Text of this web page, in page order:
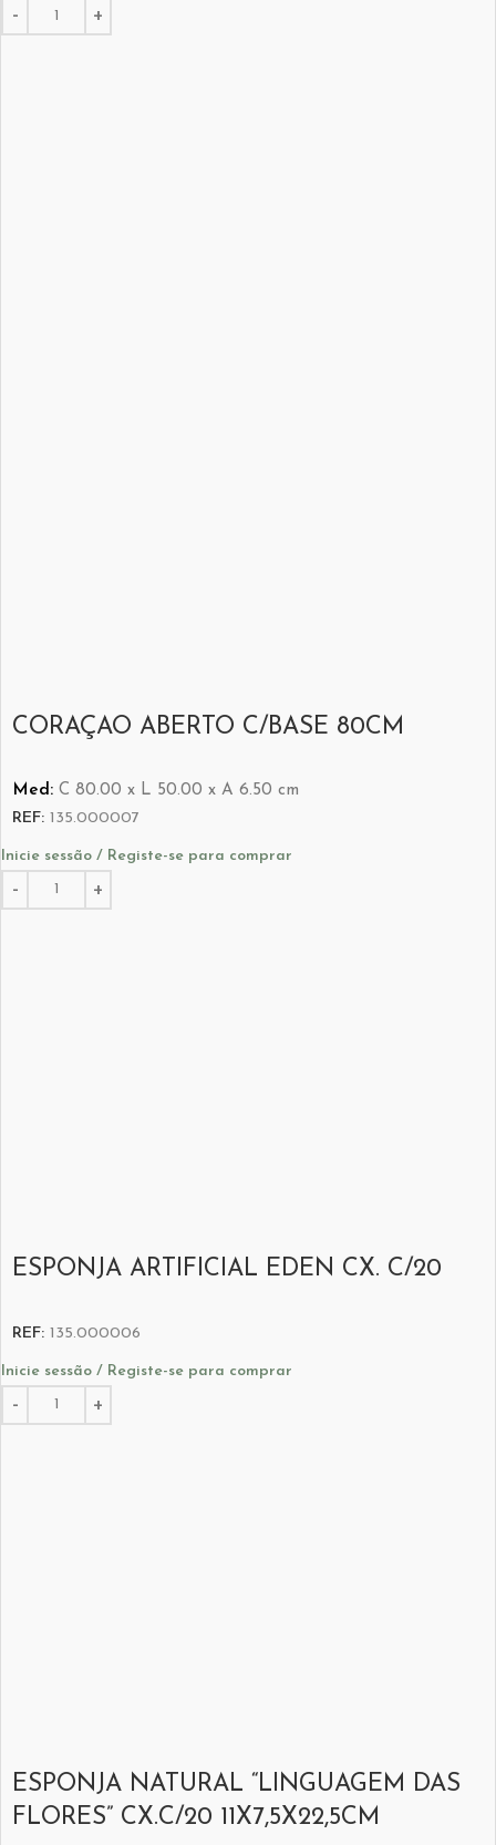
CORAÇAO ABERTO C/BASE 80CM
Med: C 80.00 x L 50.00 x A 6.50 cm
REF: 135.000007
Inicie sessão / Registe-se para comprar
ESPONJA ARTIFICIAL EDEN CX. C/20
REF: 135.000006
Inicie sessão / Registe-se para comprar
ESPONJA NATURAL “LINGUAGEM DAS
FLORES” CX.C/20 11X7,5X22,5CM